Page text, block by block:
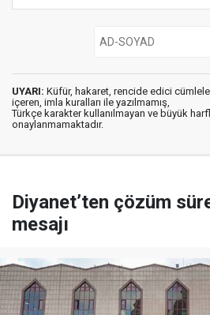
UYARI: Küfür, hakaret, rencide edici
içeren, imla kuralları ile yazılmamış,
Türkçe karakter kullanılmayan ve büyük
onaylanmamaktadır.
Diyanet’ten çözüm
mesajı